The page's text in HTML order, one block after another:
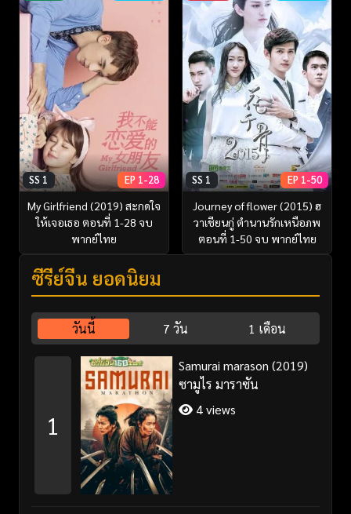
SS 1 EP 1-28
My Girlfriend (2019) สะกดใจ
ให้เจอเธอ ตอนที่ 1-28 จบ
พากย์ไทย
SS 1 EP 1-50
Journey of flower (2015) ฮ
วาเชียนกู่ ตำนานรักเหนือภพ
ตอนที่ 1-50 จบ พากย์ไทย
ซีรี่ย์จีน ยอดนิยม
วันนี้ 7 วัน 1 เดือน
1
Samurai marason (2019)
ซามูไร มาราซัน
4 views